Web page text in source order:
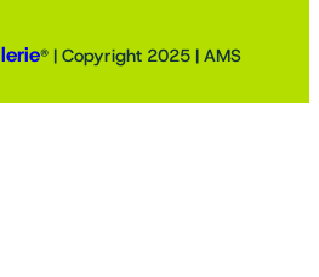
® | Copyright 2025 | AMS